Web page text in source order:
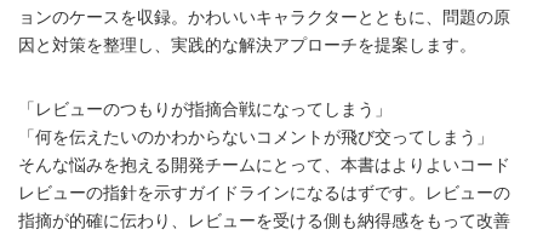
ョンのケースを収録。かわいいキャラクターとともに、問題の原
因と対策を整理し、実践的な解決アプローチを提案します。
「レビューのつもりが指摘合戦になってしまう」
「何を伝えたいのかわからないコメントが飛び交ってしまう」
そんな悩みを抱える開発チームにとって、本書はよりよいコード
レビューの指針を示すガイドラインになるはずです。レビューの
指摘が的確に伝わり、レビューを受ける側も納得感をもって改善